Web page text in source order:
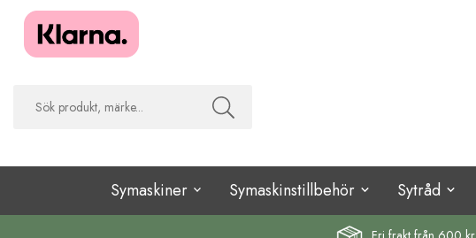
Symaskiner Symaskinstillbehör Sytråd